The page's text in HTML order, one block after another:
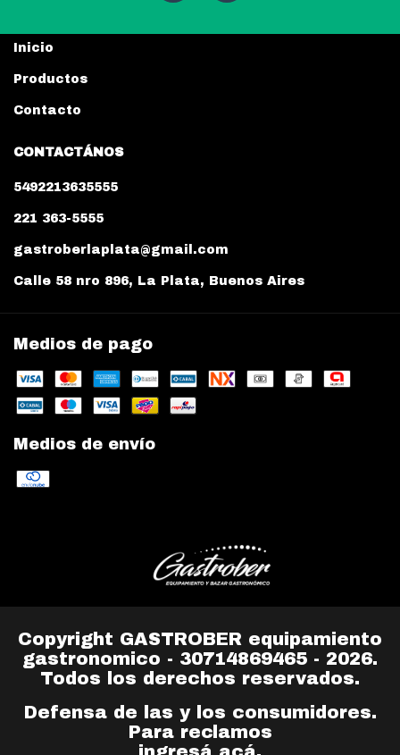
Inicio
Productos
Contacto
CONTACTÁNOS
5492213635555
221 363-5555
gastroberlaplata@gmail.com
Calle 58 nro 896, La Plata, Buenos Aires
Medios de pago
Medios de envío
Copyright GASTROBER equipamiento
gastronomico - 30714869465 - 2026.
Todos los derechos reservados.
Defensa de las y los consumidores.
Para reclamos